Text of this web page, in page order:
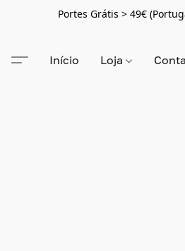
Portes Grátis > 49€
Início Loja